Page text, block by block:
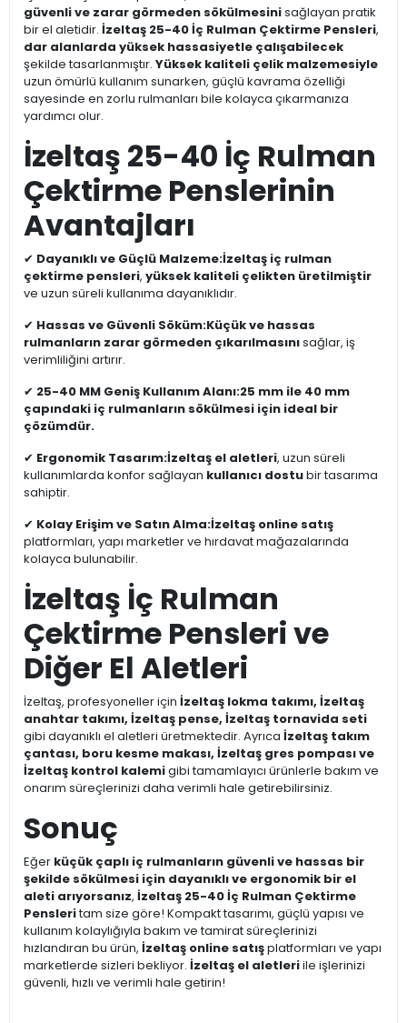
güvenli ve zarar görmeden sökülmesinisağlayan pratik
bir el aletidir. İzeltaş 25-40 İç Rulman Çektirme Pensleri,
dar alanlarda yüksek hassasiyetle çalışabilecek
şekilde tasarlanmıştır. Yüksek kaliteli çelik malzemesiyle
uzun ömürlü kullanım sunarken, güçlü kavrama özelliği
sayesinde en zorlu rulmanları bile kolayca çıkarmanıza
yardımcı olur.
İzeltaş 25-40 İç Rulman
Çektirme Penslerinin
Avantajları
✔ Dayanıklı ve Güçlü Malzeme:İzeltaş iç rulman
çektirme pensleri, yüksek kaliteli çelikten üretilmiştir
ve uzun süreli kullanıma dayanıklıdır.
✔ Hassas ve Güvenli Söküm:Küçük ve hassas
rulmanların zarar görmeden çıkarılmasınısağlar, iş
verimliliğini artırır.
✔ 25-40 MM Geniş Kullanım Alanı:25 mm ile 40 mm
çapındaki iç rulmanların sökülmesi için ideal bir
çözümdür.
✔ Ergonomik Tasarım:İzeltaş el aletleri, uzun süreli
kullanımlarda konfor sağlayan kullanıcı dostubir tasarıma
sahiptir.
✔ Kolay Erişim ve Satın Alma:İzeltaş online satış
platformları, yapı marketler ve hırdavat mağazalarında
kolayca bulunabilir.
İzeltaş İç Rulman
Çektirme Pensleri ve
Diğer El Aletleri
İzeltaş, profesyoneller için İzeltaş lokma takımı, İzeltaş
anahtar takımı, İzeltaş pense, İzeltaş tornavida seti
gibi dayanıklı el aletleri üretmektedir. Ayrıca İzeltaş takım
çantası, boru kesme makası, İzeltaş gres pompası ve
İzeltaş kontrol kalemigibi tamamlayıcı ürünlerle bakım ve
onarım süreçlerinizi daha verimli hale getirebilirsiniz.
Sonuç
Eğer küçük çaplı iç rulmanların güvenli ve hassas bir
şekilde sökülmesi için dayanıklı ve ergonomik bir el
aleti arıyorsanız, İzeltaş 25-40 İç Rulman Çektirme
Pensleritam size göre! Kompakt tasarımı, güçlü yapısı ve
kullanım kolaylığıyla bakım ve tamirat süreçlerinizi
hızlandıran bu ürün, İzeltaş online satışplatformları ve yapı
marketlerde sizleri bekliyor. İzeltaş el aletleriile işlerinizi
güvenli, hızlı ve verimli hale getirin!